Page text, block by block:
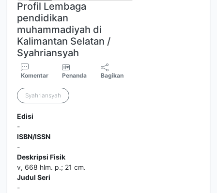
Profil Lembaga
pendidikan
muhammadiyah di
Kalimantan Selatan /
Syahriansyah
Komentar Penanda Bagikan
Syahriansyah
Edisi
-
ISBN/ISSN
-
Deskripsi Fisik
v, 668 hlm. p.; 21 cm.
Judul Seri
-